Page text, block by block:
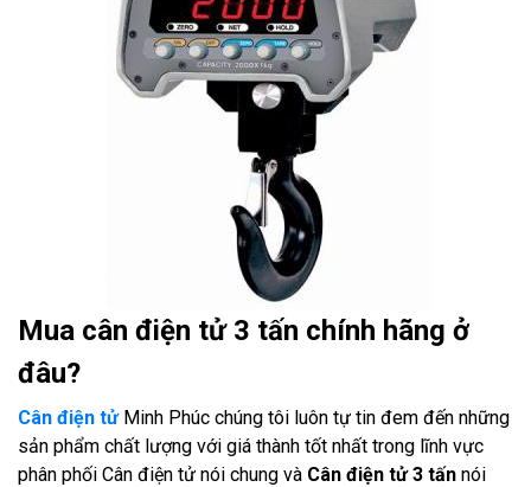
Mua cân điện tử 3 tấn chính hãng ở
đâu?
Cân điện tửMinh Phúc chúng tôi luôn tự tin đem đến những
sản phẩm chất lượng với giá thành tốt nhất trong lĩnh vực
phân phối Cân điện tử nói chung và Cân điện tử 3 tấn nói